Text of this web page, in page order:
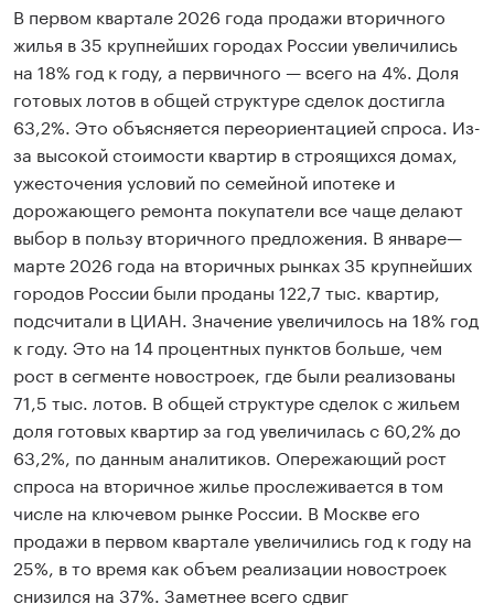
В первом квартале 2026 года продажи вторичного
жилья в 35 крупнейших городах России увеличились
на 18% год к году, а первичного — всего на 4%. Доля
готовых лотов в общей структуре сделок достигла
63,2%. Это объясняется переориентацией спроса. Из-
за высокой стоимости квартир в строящихся домах,
ужесточения условий по семейной ипотеке и
дорожающего ремонта покупатели все чаще делают
выбор в пользу вторичного предложения. В январе—
марте 2026 года на вторичных рынках 35 крупнейших
городов России были проданы 122,7 тыс. квартир,
подсчитали в ЦИАН. Значение увеличилось на 18% год
к году. Это на 14 процентных пунктов больше, чем
рост в сегменте новостроек, где были реализованы
71,5 тыс. лотов. В общей структуре сделок с жильем
доля готовых квартир за год увеличилась с 60,2% до
63,2%, по данным аналитиков. Опережающий рост
спроса на вторичное жилье прослеживается в том
числе на ключевом рынке России. В Москве его
продажи в первом квартале увеличились год к году на
25%, в то время как объем реализации новостроек
снизился на 37%. Заметнее всего сдвиг